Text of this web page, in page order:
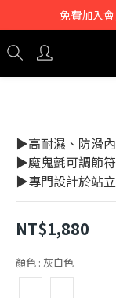
免費加入
▶高耐濕、防滑
▶魔鬼氈可調節
▶專門設計於站
NT$1,880
顏色 : 灰白色